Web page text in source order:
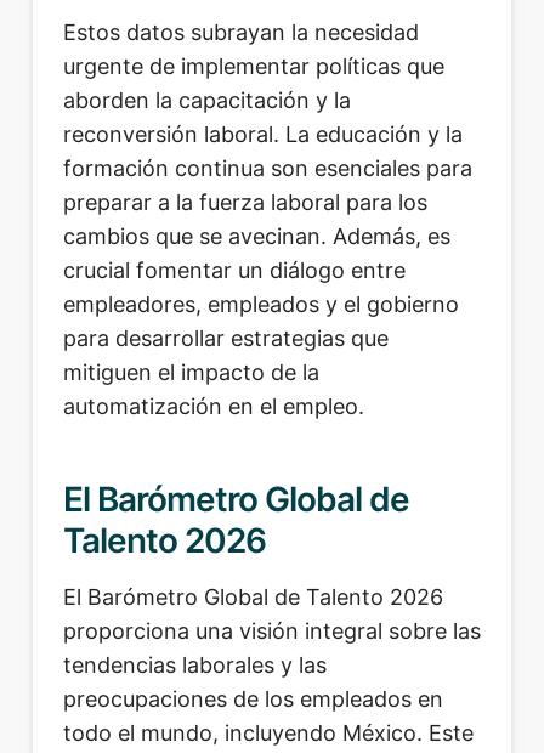
Estos datos subrayan la necesidad
urgente de implementar políticas que
aborden la capacitación y la
reconversión laboral. La educación y la
formación continua son esenciales para
preparar a la fuerza laboral para los
cambios que se avecinan. Además, es
crucial fomentar un diálogo entre
empleadores, empleados y el gobierno
para desarrollar estrategias que
mitiguen el impacto de la
automatización en el empleo.
El Barómetro Global de
Talento 2026
El Barómetro Global de Talento 2026
proporciona una visión integral sobre las
tendencias laborales y las
preocupaciones de los empleados en
todo el mundo, incluyendo México. Este